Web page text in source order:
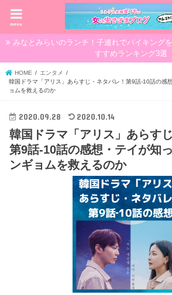
menu
みなとみらいのランチ！子連れでバイキング
すすめランキング3選
HOME
エンタメ
韓国ドラマ「アリス」あらすじ・ネタバレ！第9話-10話の感
ョムを救えるのか
2020.09.28 2020.10.14
韓国ドラマ「アリス」あらす
第9話-10話の感想・テイが知
ンギョムを救えるのか